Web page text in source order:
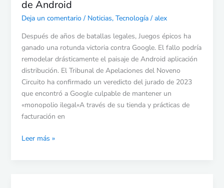
de Android
Deja un comentario / Noticias, Tecnología/ alex
Después de años de batallas legales, Juegos épicos ha
ganado una rotunda victoria contra Google. El fallo podría
remodelar drásticamente el paisaje de Android aplicación
distribución. El Tribunal de Apelaciones del Noveno
Circuito ha confirmado un veredicto del jurado de 2023
que encontró a Google culpable de mantener un
«monopolio ilegal«A través de su tienda y prácticas de
facturación en
Leer más »